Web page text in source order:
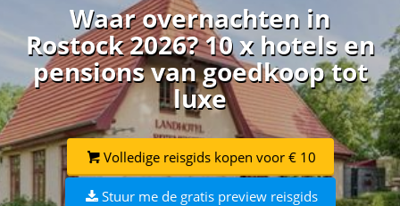
Waar overnachten in
Rostock 2026? 10 x hotels en
pensions van goedkoop tot
luxe
Volledige reisgids kopen voor € 10
Stuur me de gratis preview reisgids